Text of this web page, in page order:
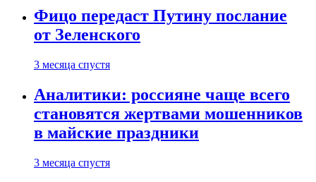
Фицо передаст Путину послание
от Зеленского
3 месяца спустя
Аналитики: россияне чаще всего
становятся жертвами мошенников
в майские праздники
3 месяца спустя